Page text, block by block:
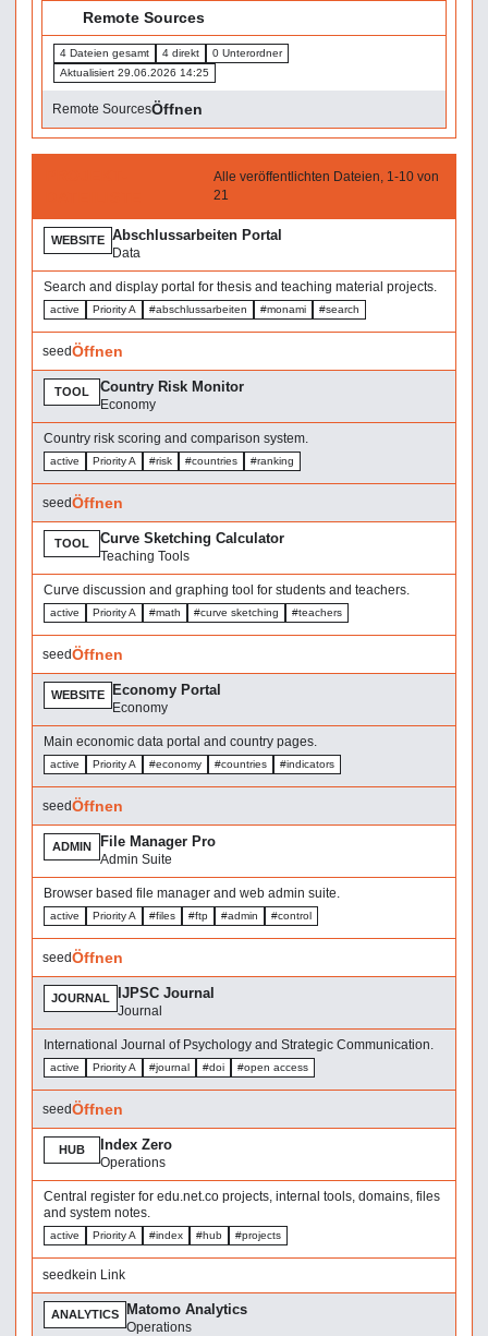
Remote Sources
4 Dateien gesamt 4 direkt
0 Unterordner
Aktualisiert 29.06.2026 14:25
Remote SourcesÖffnen
Alle veröffentlichten Dateien, 1-10 von
21
WEBSITE Abschlussarbeiten Portal
Data
Search and display portal for thesis and teaching material projects.
active Priority A #abschlussarbeiten #monami #search
seedÖffnen
TOOL Country Risk Monitor
Economy
Country risk scoring and comparison system.
active Priority A #risk #countries #ranking
seedÖffnen
TOOL Curve Sketching Calculator
Teaching Tools
Curve discussion and graphing tool for students and teachers.
active Priority A #math #curve sketching #teachers
seedÖffnen
WEBSITE Economy Portal
Economy
Main economic data portal and country pages.
active Priority A #economy #countries #indicators
seedÖffnen
ADMIN File Manager Pro
Admin Suite
Browser based file manager and web admin suite.
active Priority A #files #ftp #admin #control
seedÖffnen
JOURNAL IJPSC Journal
Journal
International Journal of Psychology and Strategic Communication.
active Priority A #journal #doi #open access
seedÖffnen
HUB Index Zero
Operations
Central register for edu.net.co projects, internal tools, domains, files
and system notes.
active Priority A #index #hub #projects
seed kein Link
ANALYTICS Matomo Analytics
Operations